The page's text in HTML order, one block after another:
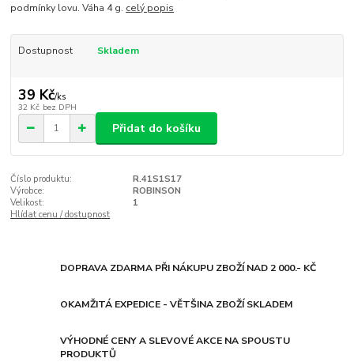
podmínky lovu. Váha 4 g. celý popis
Dostupnost Skladem
39 Kč/ks
32 Kč bez DPH
Přidat do košíku
Číslo produktu:
R.41S1S17
Výrobce:
ROBINSON
Velikost:
1
Hlídat cenu / dostupnost
DOPRAVA ZDARMA PŘI NÁKUPU ZBOŽÍ NAD 2 000.- KČ
OKAMŽITÁ EXPEDICE - VĚTŠINA ZBOŽÍ SKLADEM
VÝHODNÉ CENY A SLEVOVÉ AKCE NA SPOUSTU
PRODUKTŮ